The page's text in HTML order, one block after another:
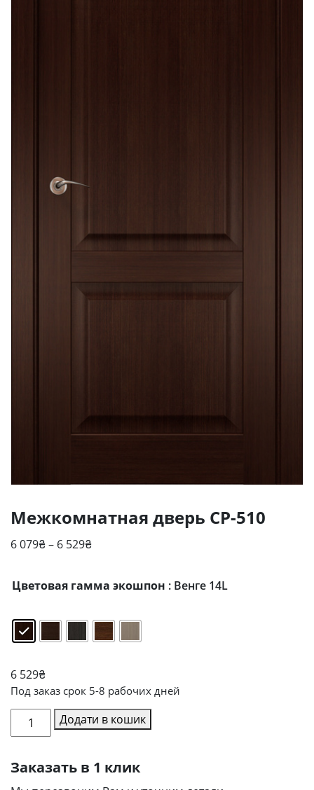
Межкомнатная дверь CP-510
6 079₴– 6 529₴Діапазон
6
6
Цветовая гамма экошпон : Венге 14L
6 529₴
Под заказ срок 5-8 рабочих дней
Межкомнатная
дверь
510
кількість
Додати в кошик
Заказать в 1 клик